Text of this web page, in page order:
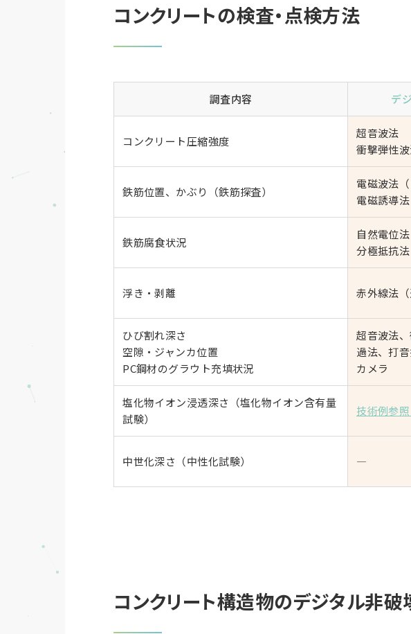
コンクリートの検査・点検方法
調査内容 デ
コンクリート圧縮強度
超音波法
衝撃弾性
鉄筋位置、かぶり（鉄筋探査）
電磁波法（
電磁誘導法
鉄筋腐食状況
自然電位法
分極抵抗法
浮き・剥離 赤外線法（
ひび割れ深さ
空隙・ジャンカ位置
PC鋼材のグラウト充填状況
超音波法
過法、打
カメラ
塩化物イオン浸透深さ（塩化物イオン含有量
試験）
技術例参照
中世化深さ（中性化試験） ―
コンクリート構造物のデジタル非破